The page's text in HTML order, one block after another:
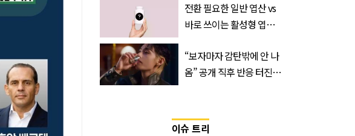
전환 필요한 일반 엽산 vs
바로 쓰이는 활성형 엽
‘Quatrefolic®’ 주목
“보자마자 감탄밖에 안 나
옴” 공개 직후 반응 터진
이슈 트리